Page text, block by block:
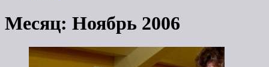
Месяц: Ноябрь 2006